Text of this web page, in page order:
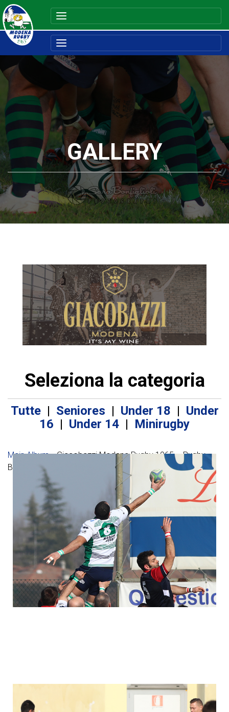
GALLERY
Seleziona la categoria
Tutte| Seniores | Under 18 | Under
16 | Under 14 | Minirugby
Main Album» Giacobazzi Modena Rugby 1965 – Rugby
Bologna 1928